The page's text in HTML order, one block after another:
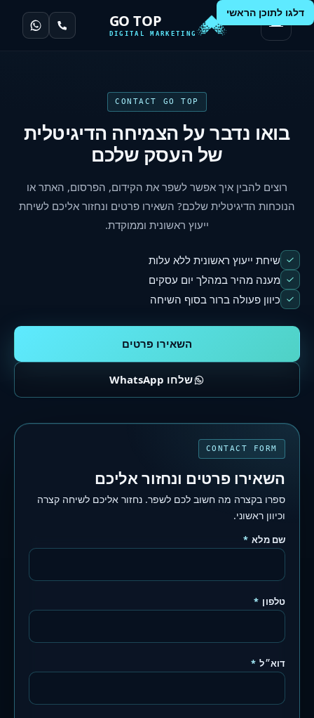
דלגו לתוכן הראשי GO TOP
DIGITAL MARKETING
CONTACT GO TOP
בואו נדבר על הצמיחה הדיגיטלית
של העסק שלכם
רוצים להבין איך אפשר לשפר את הקידום, הפרסום, האתר או
הנוכחות הדיגיטלית שלכם? השאירו פרטים ונחזור אליכם לשיחת
ייעוץ ראשונית וממוקדת.
שיחת ייעוץ ראשונית ללא עלות
מענה מהיר במהלך יום עסקים
כיוון פעולה ברור בסוף השיחה
השאירו פרטים
שלחו WhatsApp
CONTACT FORM
השאירו פרטים ונחזור אליכם
ספרו בקצרה מה חשוב לכם לשפר. נחזור אליכם לשיחה קצרה
וכיוון ראשוני.
שם מלא *
טלפון *
דוא״ל *